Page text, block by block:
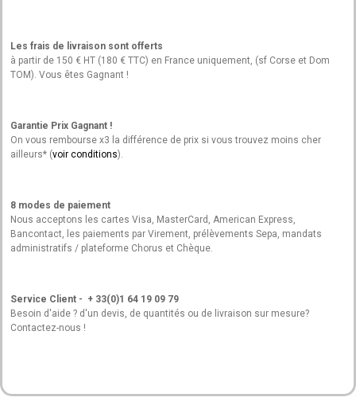
Les frais de livraison sont offerts
à partir de 150 € HT (180 € TTC) en France uniquement, (sf Corse et Dom
TOM). Vous êtes Gagnant !
Garantie Prix Gagnant !
On vous rembourse x3 la différence de prix si vous trouvez moins cher
ailleurs* (voir conditions).
8 modes de paiement
Nous acceptons les cartes Visa, MasterCard, American Express,
Bancontact, les paiements par Virement, prélèvements Sepa, mandats
administratifs / plateforme Chorus et Chèque.
Service Client - + 33(0)1 64 19 09 79
Besoin d'aide ? d'un devis, de quantités ou de livraison sur mesure?
Contactez-nous !